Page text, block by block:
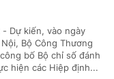
Dự kiến, vào ngày
Bộ Công Thương
bố Bộ chỉ số đánh
hiện các Hiệp định...